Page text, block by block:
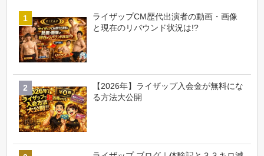
ライザップCM歴代出演者の動画・画像
と現在のリバウンド状況は!?
【2026年】ライザップ入会金が無料にな
る方法大公開